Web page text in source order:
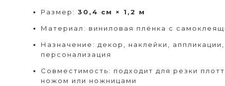
Размер: 30,4 см × 1,2 м
Материал: виниловая плёнка с
Назначение: декор, наклейки,
персонализация
Совместимость: подходит для резки
ножом или ножницами